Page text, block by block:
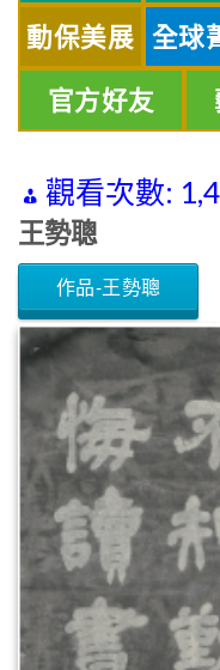
動保美展 全球
官方好友
觀看次數:
王勢聰
作品-王勢聰